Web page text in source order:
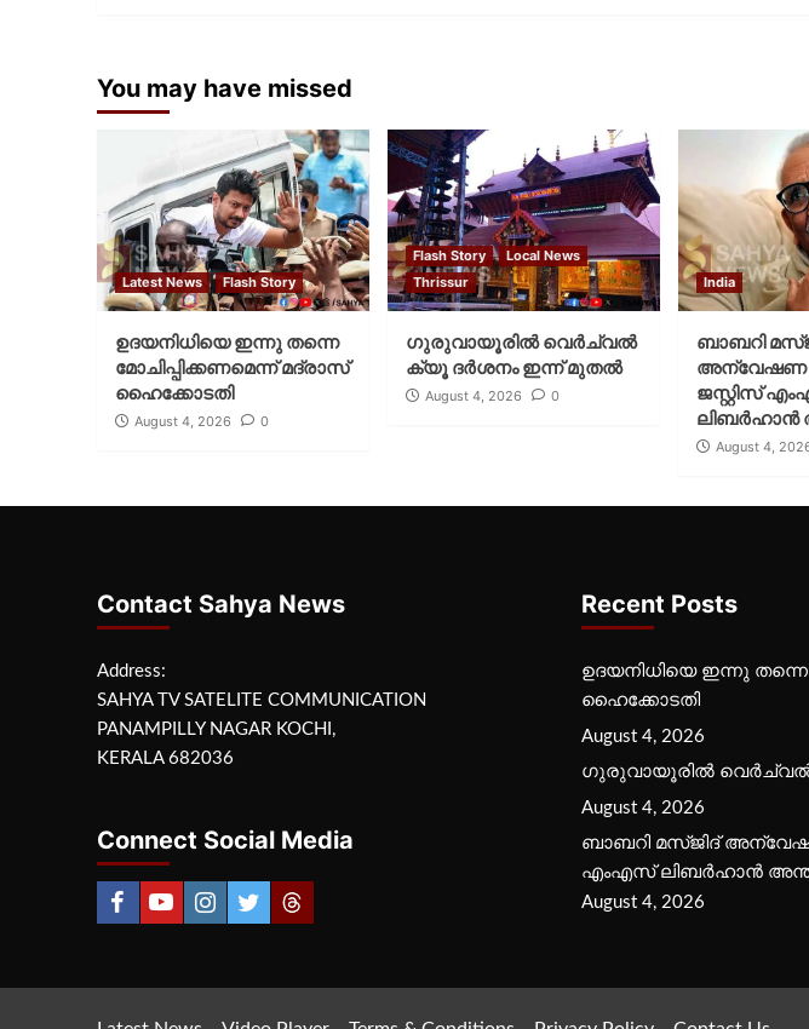
You may have missed
Latest News Flash Story
ഉദയനിധിയെ ഇന്നു തന്നെ
മോചിപ്പിക്കണമെന്ന് മദ്രാസ്
ഹൈക്കോടതി
August 4, 2026 0
Flash Story
Local News
Thrissur
ഗുരുവായൂരില്‍ വെര്‍ച്വല്‍
ക്യൂ ദര്‍ശനം ഇന്ന് മുതല്‍
August 4, 2026 0
India
ബാബറി
അന്വേഷണ
ജസ്റ്റിസ്
ലിബര്‍ഹാന്‍
August 4,
Contact Sahya News
Address:
SAHYA TV SATELITE COMMUNICATION
PANAMPILLY NAGAR KOCHI,
KERALA 682036
Connect Social Media
Recent Posts
ഉദയനിധിയെ ഇന്നു തന്നെ
ഹൈക്കോടതി
August 4, 2026
ഗുരുവായൂരില്‍
August 4, 2026
ബാബറി മസ്ജിദ്
എംഎസ് ലിബര്‍ഹാന്‍
August 4, 2026